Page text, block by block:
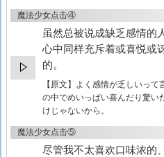
魔法少女点击④
虽然总被说成缺乏感情的
心中同样充斥着或喜悦或
的。
【原文】 よく感情が乏しいって
の中でめいっぱい喜んだり驚い
けじゃないから。
魔法少女点击⑤
尽管我不太喜欢口味浓的